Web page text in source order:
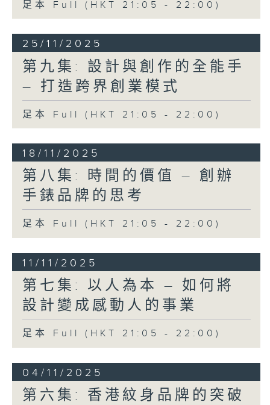
足本 Full (HKT 21:05 - 22:00)
25/11/2025
第九集: 設計與創作的全能手
– 打造跨界創業模式
足本 Full (HKT 21:05 - 22:00)
18/11/2025
第八集: 時間的價值 – 創辦
手錶品牌的思考
足本 Full (HKT 21:05 - 22:00)
11/11/2025
第七集: 以人為本 – 如何將
設計變成感動人的事業
足本 Full (HKT 21:05 - 22:00)
04/11/2025
第六集: 香港紋身品牌的突破